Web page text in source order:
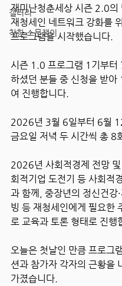
갤러리
착한 소문쟁이
재미난청춘세상 시즌 2.0의
재청세인 네트워크 강화를
프로그램을 시작했습니다.
시즌 1.0 프로그램 1기부터
하셨던 분들 중 신청을 받아
여 진행합니다.
2026년 3월 6일부터 6월
금요일 저녁 두 시간씩 총 8
2026년 사회적경제 전망
회적기업 도전기 등 사회적
과 함께, 중장년의 정신건강
빙 등 재청세인에게 필요한
로 교육과 토론 형태로 진행
오늘은 첫날인 만큼 프로그
션과 참가자 각자의 근황을
가졌습니다.